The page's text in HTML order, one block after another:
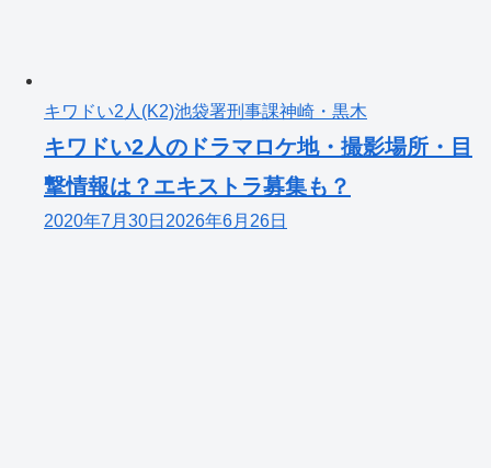
キワドい2人(K2)池袋署刑事課神崎・黒木
キワドい2人のドラマロケ地・撮影場所・目
撃情報は？エキストラ募集も？
2020年7月30日 2026年6月26日